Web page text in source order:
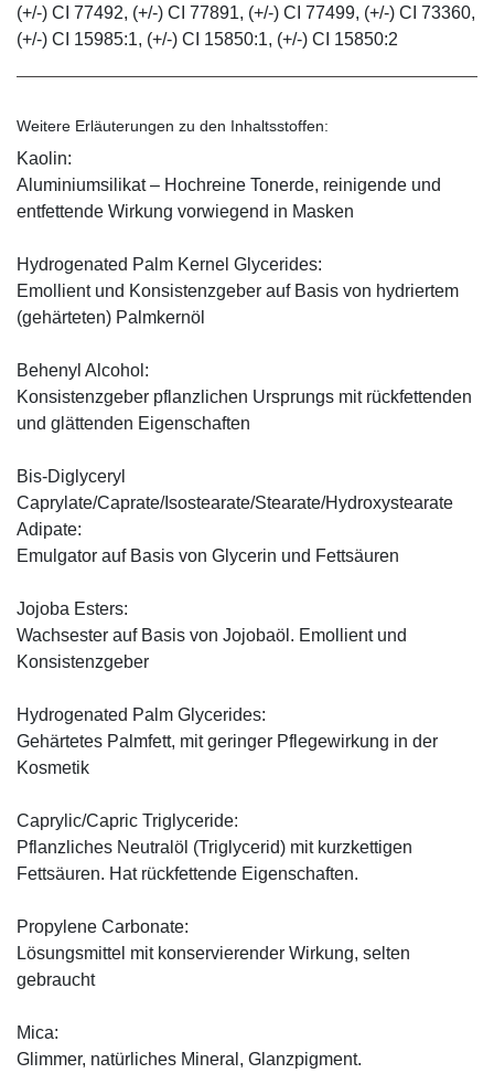
(+/-) CI 77492, (+/-) CI 77891, (+/-) CI 77499, (+/-) CI 73360,
(+/-) CI 15985:1, (+/-) CI 15850:1, (+/-) CI 15850:2
Weitere Erläuterungen zu den Inhaltsstoffen:
Kaolin:
Aluminiumsilikat – Hochreine Tonerde, reinigende und
entfettende Wirkung vorwiegend in Masken
Hydrogenated Palm Kernel Glycerides:
Emollient und Konsistenzgeber auf Basis von hydriertem
(gehärteten) Palmkernöl
Behenyl Alcohol:
Konsistenzgeber pflanzlichen Ursprungs mit rückfettenden
und glättenden Eigenschaften
Bis-Diglyceryl
Caprylate/Caprate/Isostearate/Stearate/Hydroxystearate
Adipate:
Emulgator auf Basis von Glycerin und Fettsäuren
Jojoba Esters:
Wachsester auf Basis von Jojobaöl. Emollient und
Konsistenzgeber
Hydrogenated Palm Glycerides:
Gehärtetes Palmfett, mit geringer Pflegewirkung in der
Kosmetik
Caprylic/Capric Triglyceride:
Pflanzliches Neutralöl (Triglycerid) mit kurzkettigen
Fettsäuren. Hat rückfettende Eigenschaften.
Propylene Carbonate:
Lösungsmittel mit konservierender Wirkung, selten
gebraucht
Mica:
Glimmer, natürliches Mineral, Glanzpigment.